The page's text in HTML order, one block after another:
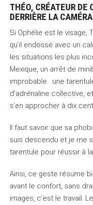
THÉO, CRÉATEUR DE
DERRIÈRE LA CAMÉRA
Si Ophélie est le visage,
qu’il endosse avec un
les situations les plus
Mexique, un arrêt de
improbable : une
d’adrénaline collective,
s’en approcher à dix
Il faut savoir que sa
suis descendu et je me
tarentule pour réussir à
Ainsi, ce geste résume
avant le confort, sans
images, c’est le travail.